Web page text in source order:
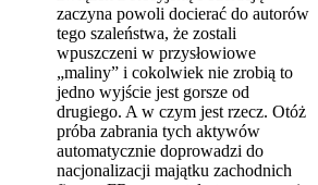
zaczyna powoli docierać do autorów
tego szaleństwa, że zostali
wpuszczeni w przysłowiowe
„maliny” i cokolwiek nie zrobią to
jedno wyjście jest gorsze od
drugiego. A w czym jest rzecz. Otóż
próba zabrania tych aktywów
automatycznie doprowadzi do
nacjonalizacji majątku zachodnich